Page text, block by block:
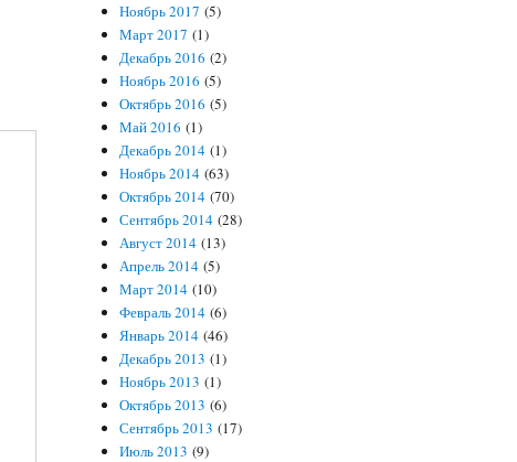
Ноябрь 2017 (5)
Март 2017 (1)
Декабрь 2016 (2)
Ноябрь 2016 (5)
Октябрь 2016 (5)
Май 2016 (1)
Декабрь 2014 (1)
Ноябрь 2014 (63)
Октябрь 2014 (70)
Сентябрь 2014 (28)
Август 2014 (13)
Апрель 2014 (5)
Март 2014 (10)
Февраль 2014 (6)
Январь 2014 (46)
Декабрь 2013 (1)
Ноябрь 2013 (1)
Октябрь 2013 (6)
Сентябрь 2013 (17)
Июль 2013 (9)